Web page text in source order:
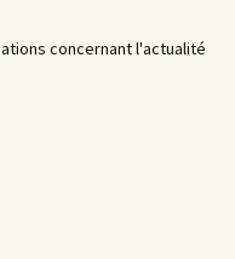
concernant l'actualité